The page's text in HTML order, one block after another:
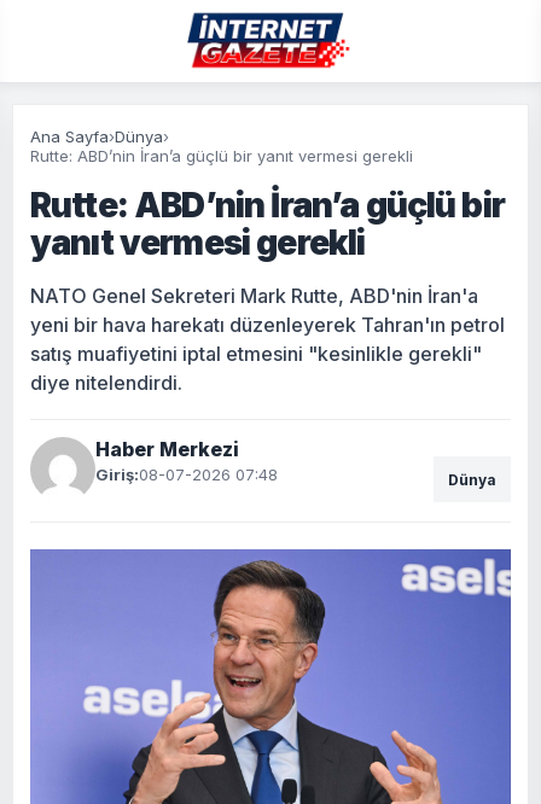
Ana Sayfa›Dünya›
Rutte: ABD’nin İran’a güçlü bir yanıt vermesi gerekli
Rutte: ABD’nin İran’a güçlü bir
yanıt vermesi gerekli
NATO Genel Sekreteri Mark Rutte, ABD'nin İran'a
yeni bir hava harekatı düzenleyerek Tahran'ın petrol
satış muafiyetini iptal etmesini "kesinlikle gerekli"
diye nitelendirdi.
Haber Merkezi
Giriş:08-07-2026 07:48 Dünya